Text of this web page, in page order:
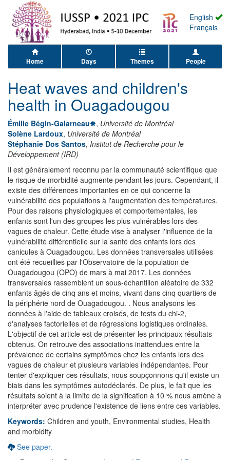
English
Français
Home Days Themes People
Heat waves and children's
health in Ouagadougou
Émilie Bégin-Galarneau , Université de Montréal
Solène Lardoux, Université de Montréal
Stéphanie Dos Santos, Institut de Recherche pour le
Développement (IRD)
Il est généralement reconnu par la communauté scientifique que
le risque de morbidité augmente pendant les jours. Cependant, il
existe des différences importantes en ce qui concerne la
vulnérabilité des populations à l'augmentation des températures.
Pour des raisons physiologiques et comportementales, les
enfants sont l'un des groupes les plus vulnérables lors des
vagues de chaleur. Cette étude vise à analyser l'influence de la
vulnérabilité différentielle sur la santé des enfants lors des
canicules à Ouagadougou. Les données transversales utilisées
ont été recueillies par l'Observatoire de la population de
Ouagadougou (OPO) de mars à mai 2017. Les données
transversales rassemblent un sous-échantillon aléatoire de 332
enfants âgés de cinq ans et moins, vivant dans cinq quartiers de
la périphérie nord de Ouagadougou. . Nous analysons les
données à l'aide de tableaux croisés, de tests du chi-2,
d'analyses factorielles et de régressions logistiques ordinales.
L'objectif de cet article est de présenter les principaux résultats
obtenus. On retrouve des associations inattendues entre la
prévalence de certains symptômes chez les enfants lors des
vagues de chaleur et plusieurs variables indépendantes. Pour
tenter d'expliquer ces résultats, nous soupçonnons qu'il existe un
biais dans les symptômes autodéclarés. De plus, le fait que les
résultats soient à la limite de la signification à 10 % nous amène à
interpréter avec prudence l'existence de liens entre ces variables.
Keywords: Children and youth, Environmental studies, Health
and morbidity
See paper.